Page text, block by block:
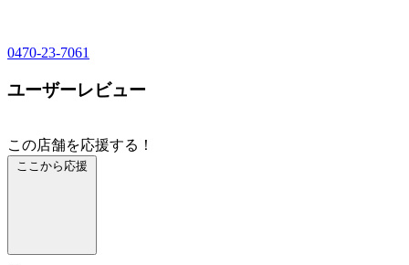
0470-23-7061
ユーザーレビュー
この店舗を応援する！
ここから応援